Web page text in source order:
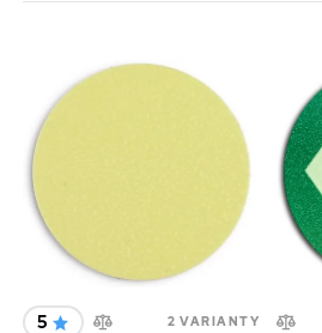
5 2 VARIANTY